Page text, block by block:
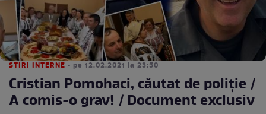
STIRI INTERNE • pe 12.02.2021 la 23:50
Cristian Pomohaci, căutat de poliție /
A comis-o grav! / Document exclusiv